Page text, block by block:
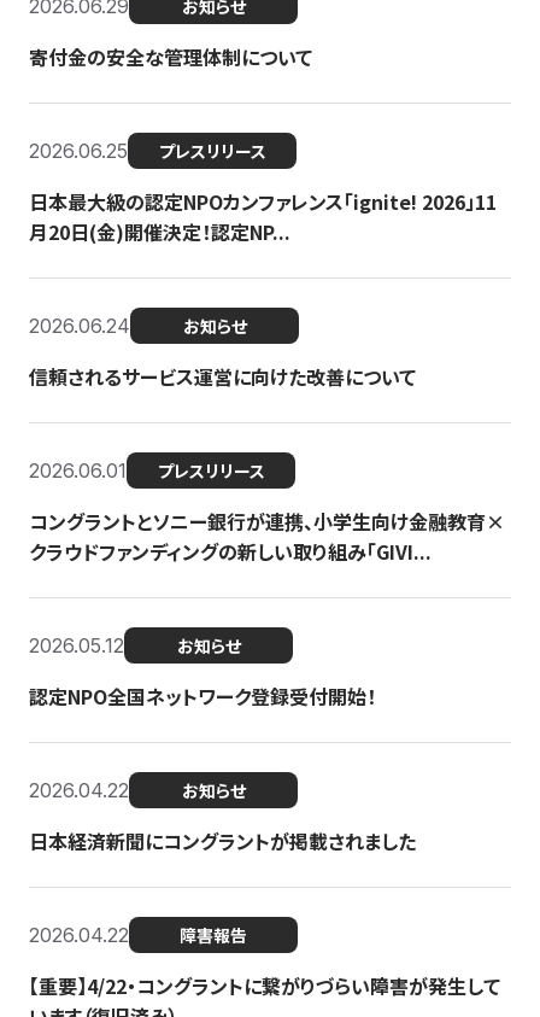
2026.06.29 お知らせ
寄付金の安全な管理体制について
2026.06.25 プレスリリース
日本最大級の認定NPOカンファレンス「ignite! 2026」11
月20日(金)開催決定！認定NP...
2026.06.24 お知らせ
信頼されるサービス運営に向けた改善について
2026.06.01 プレスリリース
コングラントとソニー銀行が連携、小学生向け金融教育×
クラウドファンディングの新しい取り組み「GIVI...
2026.05.12 お知らせ
認定NPO全国ネットワーク登録受付開始！
2026.04.22 お知らせ
日本経済新聞にコングラントが掲載されました
2026.04.22 障害報告
【重要】4/22・コングラントに繋がりづらい障害が発生して